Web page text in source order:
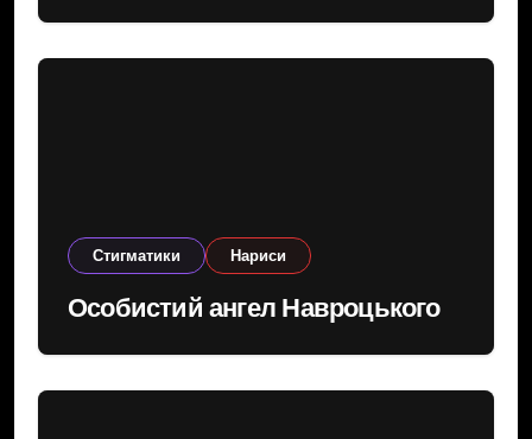
Cтигматики Нариси
Особистий ангел Навроцького